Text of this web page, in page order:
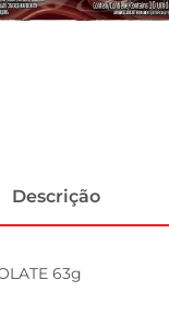
Descrição
63g